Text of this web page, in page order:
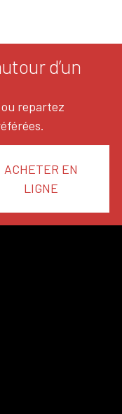
d’un
repartez
ACHETER EN
LIGNE